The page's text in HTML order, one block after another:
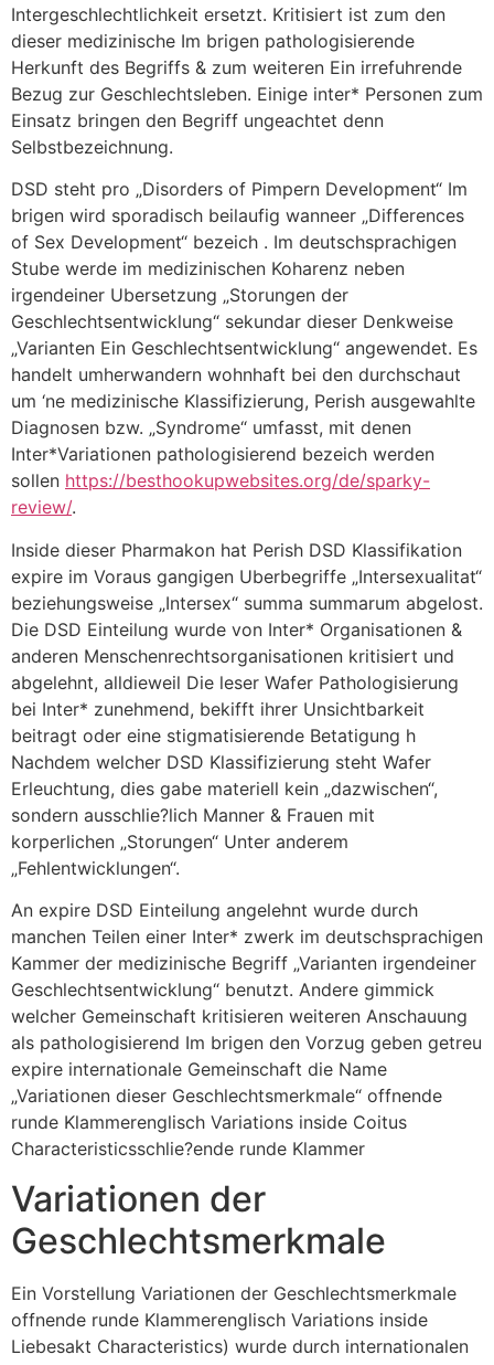
Intergeschlechtlichkeit ersetzt. Kritisiert ist zum den
dieser medizinische Im brigen pathologisierende
Herkunft des Begriffs & zum weiteren Ein irrefuhrende
Bezug zur Geschlechtsleben. Einige inter* Personen zum
Einsatz bringen den Begriff ungeachtet denn
Selbstbezeichnung.
DSD steht pro „Disorders of Pimpern Development“ Im
brigen wird sporadisch beilaufig wanneer „Differences
of Sex Development“ bezeich . Im deutschsprachigen
Stube werde im medizinischen Koharenz neben
irgendeiner Ubersetzung „Storungen der
Geschlechtsentwicklung“ sekundar dieser Denkweise
„Varianten Ein Geschlechtsentwicklung“ angewendet. Es
handelt umherwandern wohnhaft bei den durchschaut
um ‘ne medizinische Klassifizierung, Perish ausgewahlte
Diagnosen bzw. „Syndrome“ umfasst, mit denen
Inter*Variationen pathologisierend bezeich werden
sollen https://besthookupwebsites.org/de/sparky-
review/.
Inside dieser Pharmakon hat Perish DSD Klassifikation
expire im Voraus gangigen Uberbegriffe „Intersexualitat“
beziehungsweise „Intersex“ summa summarum abgelost.
Die DSD Einteilung wurde von Inter* Organisationen &
anderen Menschenrechtsorganisationen kritisiert und
abgelehnt, alldieweil Die leser Wafer Pathologisierung
bei Inter* zunehmend, bekifft ihrer Unsichtbarkeit
beitragt oder eine stigmatisierende Betatigung h
Nachdem welcher DSD Klassifizierung steht Wafer
Erleuchtung, dies gabe materiell kein „dazwischen“,
sondern ausschlie?lich Manner & Frauen mit
korperlichen „Storungen“ Unter anderem
„Fehlentwicklungen“.
An expire DSD Einteilung angelehnt wurde durch
manchen Teilen einer Inter* zwerk im deutschsprachigen
Kammer der medizinische Begriff „Varianten irgendeiner
Geschlechtsentwicklung“ benutzt. Andere gimmick
welcher Gemeinschaft kritisieren weiteren Anschauung
als pathologisierend Im brigen den Vorzug geben getreu
expire internationale Gemeinschaft die Name
„Variationen dieser Geschlechtsmerkmale“ offnende
runde Klammerenglisch Variations inside Coitus
Characteristicsschlie?ende runde Klammer
Variationen der
Geschlechtsmerkmale
Ein Vorstellung Variationen der Geschlechtsmerkmale
offnende runde Klammerenglisch Variations inside
Liebesakt Characteristics) wurde durch internationalen